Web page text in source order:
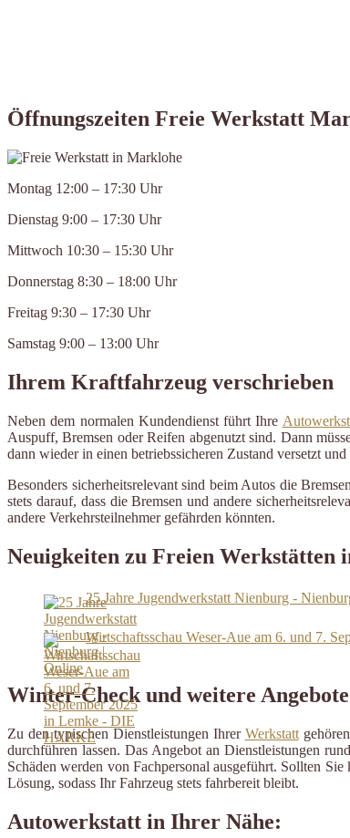
Öffnungszeiten Freie Werkstatt
Montag 12:00 – 17:30 Uhr
Dienstag 9:00 – 17:30 Uhr
Mittwoch 10:30 – 15:30 Uhr
Donnerstag 8:30 – 18:00 Uhr
Freitag 9:30 – 17:30 Uhr
Samstag 9:00 – 13:00 Uhr
Ihrem Kraftfahrzeug verschrieben
Neben dem normalen Kundendienst führt Ihre
Auspuff, Bremsen oder Reifen abgenutzt sind. Dann
dann wieder in einen betriebssicheren Zustand versetzt
Besonders sicherheitsrelevant sind beim Autos die
stets darauf, dass die Bremsen und andere
andere Verkehrsteilnehmer gefährden könnten.
Neuigkeiten zu Freien Werkstätten
25 Jahre Jugendwerkstatt Nienburg -
Wirtschaftsschau Weser-Aue am 6. und 7.
Winter-Check und weitere
Zu den typischen Dienstleistungen Ihrer Werkstatt
durchführen lassen. Das Angebot an Dienstleistungen
Schäden werden von Fachpersonal ausgeführt. Sollten
Lösung, sodass Ihr Fahrzeug stets fahrbereit bleibt.
Autowerkstatt in Ihrer Nähe: